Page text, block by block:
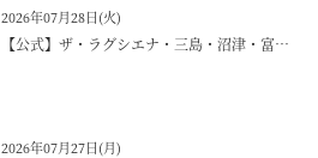
2026年07月28日(火)
【公式】ザ・ラグシエナ・三島・沼津・富士エリアの結婚式場
2026年07月27日(月)